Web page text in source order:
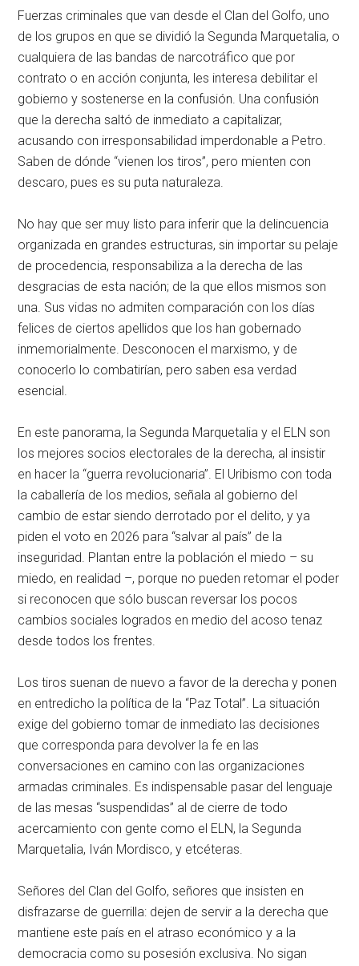
Fuerzas criminales que van desde el Clan del Golfo, uno
de los grupos en que se dividió la Segunda Marquetalia, o
cualquiera de las bandas de narcotráfico que por
contrato o en acción conjunta, les interesa debilitar el
gobierno y sostenerse en la confusión. Una confusión
que la derecha saltó de inmediato a capitalizar,
acusando con irresponsabilidad imperdonable a Petro.
Saben de dónde “vienen los tiros”, pero mienten con
descaro, pues es su puta naturaleza.
No hay que ser muy listo para inferir que la delincuencia
organizada en grandes estructuras, sin importar su pelaje
de procedencia, responsabiliza a la derecha de las
desgracias de esta nación; de la que ellos mismos son
una. Sus vidas no admiten comparación con los días
felices de ciertos apellidos que los han gobernado
inmemorialmente. Desconocen el marxismo, y de
conocerlo lo combatirían, pero saben esa verdad
esencial.
En este panorama, la Segunda Marquetalia y el ELN son
los mejores socios electorales de la derecha, al insistir
en hacer la “guerra revolucionaria”. El Uribismo con toda
la caballería de los medios, señala al gobierno del
cambio de estar siendo derrotado por el delito, y ya
piden el voto en 2026 para “salvar al país” de la
inseguridad. Plantan entre la población el miedo – su
miedo, en realidad –, porque no pueden retomar el poder
si reconocen que sólo buscan reversar los pocos
cambios sociales logrados en medio del acoso tenaz
desde todos los frentes.
Los tiros suenan de nuevo a favor de la derecha y ponen
en entredicho la política de la “Paz Total”. La situación
exige del gobierno tomar de inmediato las decisiones
que corresponda para devolver la fe en las
conversaciones en camino con las organizaciones
armadas criminales. Es indispensable pasar del lenguaje
de las mesas “suspendidas” al de cierre de todo
acercamiento con gente como el ELN, la Segunda
Marquetalia, Iván Mordisco, y etcéteras.
Señores del Clan del Golfo, señores que insisten en
disfrazarse de guerrilla: dejen de servir a la derecha que
mantiene este país en el atraso económico y a la
democracia como su posesión exclusiva. No sigan